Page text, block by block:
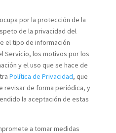
por la protección de la
de la privacidad del
el tipo de información
Servicio, los motivos por los
y el uso que se hace de
Política de Privacidad, que
revisar de forma periódica, y
la aceptación de estas
a tomar medidas